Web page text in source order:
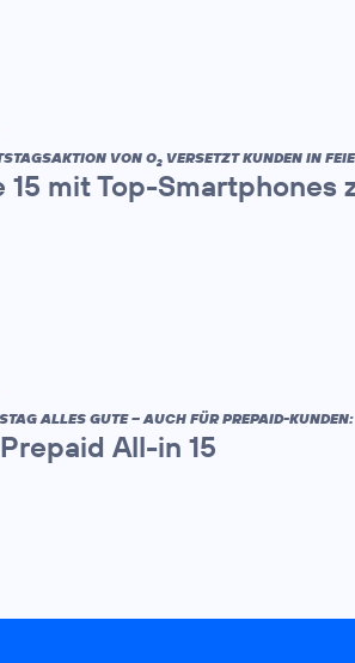
VON O2 VERSETZT KUNDEN IN
15 mit Top-Smartphones
ALLES GUTE – AUCH FÜR PREPAID-KUNDEN:
Prepaid All-in 15